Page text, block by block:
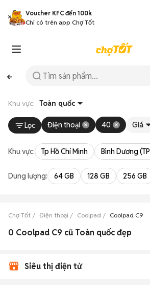
Voucher KFC đến 100k
Chỉ có trên app Chợ Tốt
Khu vực: Toàn quốc
Lọc Điện thoại 40 Giá
Khu vực: Tp Hồ Chí Minh Bình Dương
Dung lượng: 64 GB 128 GB 256 GB
Chợ Tốt Điện thoại Coolpad Coolpad C9
0 Coolpad C9 cũ Toàn quốc đẹp
Siêu thị điện tử